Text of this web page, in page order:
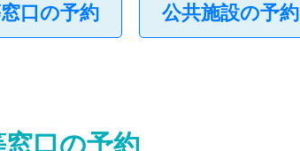
口の予約 公共施設の予約
窓口の予約